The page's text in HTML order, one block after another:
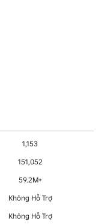
1,153
151,052
59.2M+
Không Hỗ Trợ
Không Hỗ Trợ